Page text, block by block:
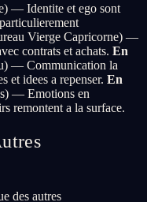
— Identite et ego sont
Vierge Capricorne) —
contrats et achats. En
— Communication la
et idees a repenser. En
— Emotions en
remontent a la surface.
des autres